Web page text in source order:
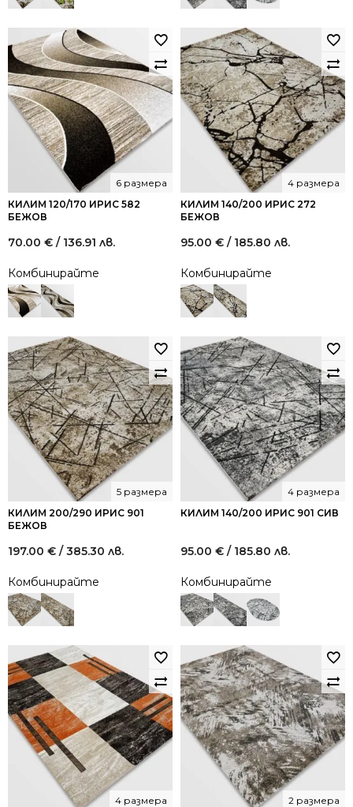
КИЛИМ 120/170 ИРИС 582
БЕЖОВ
6 размера
70.00 € / 136.91 лв.
Комбинирайте
КИЛИМ 140/200 ИРИС 272
БЕЖОВ
4 размера
95.00 € / 185.80 лв.
Комбинирайте
КИЛИМ 200/290 ИРИС 901
БЕЖОВ
5 размера
197.00 € / 385.30 лв.
Комбинирайте
КИЛИМ 140/200 ИРИС 901 СИВ
4 размера
95.00 € / 185.80 лв.
Комбинирайте
4 размера 2 размера